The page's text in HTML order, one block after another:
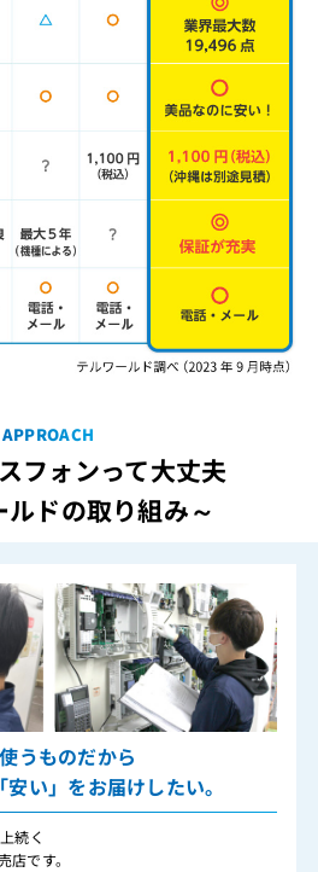
APPROACH
フォンって大丈夫
ルドの取り組み～
うものだから
安い」をお届けしたい。
続く
です。